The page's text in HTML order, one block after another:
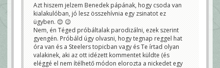
Azt hiszem jelzem Benedek pápának, hogy csoda van
kialakulóban, jó lesz összehívnia egy zsinatot ez
ügyben. 😊 😉
Nem, én Téged próbáltalak parodizálni, ezek szerint
gyengén. Próbáld úgy olvasni, hogy tegnap reggel hat
óra van és a Steelers topicban vagy és Te írtad olyan
valakinek, aki az ott idézett kommentet küldte (és
eléggé el nem ítélhető módon elorozta a nickedet egy